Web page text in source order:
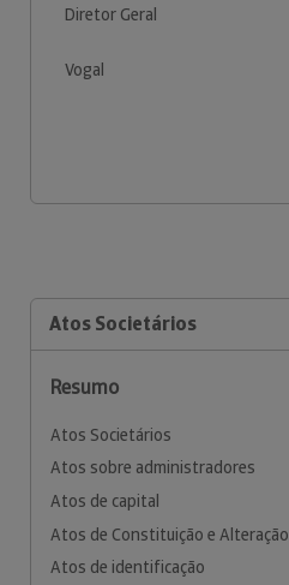
Diretor Geral
Vogal
Atos Societários
Resumo
Atos Societários
Atos sobre administradores
Atos de capital
Atos de Constituição e Alteração
Atos de identificação